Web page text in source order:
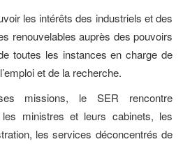
les intérêts des industriels et des
renouvelables auprès des pouvoirs
toutes les instances en charge de
et de la recherche.
missions, le SER rencontre
ministres et leurs cabinets, les
les services déconcentrés de